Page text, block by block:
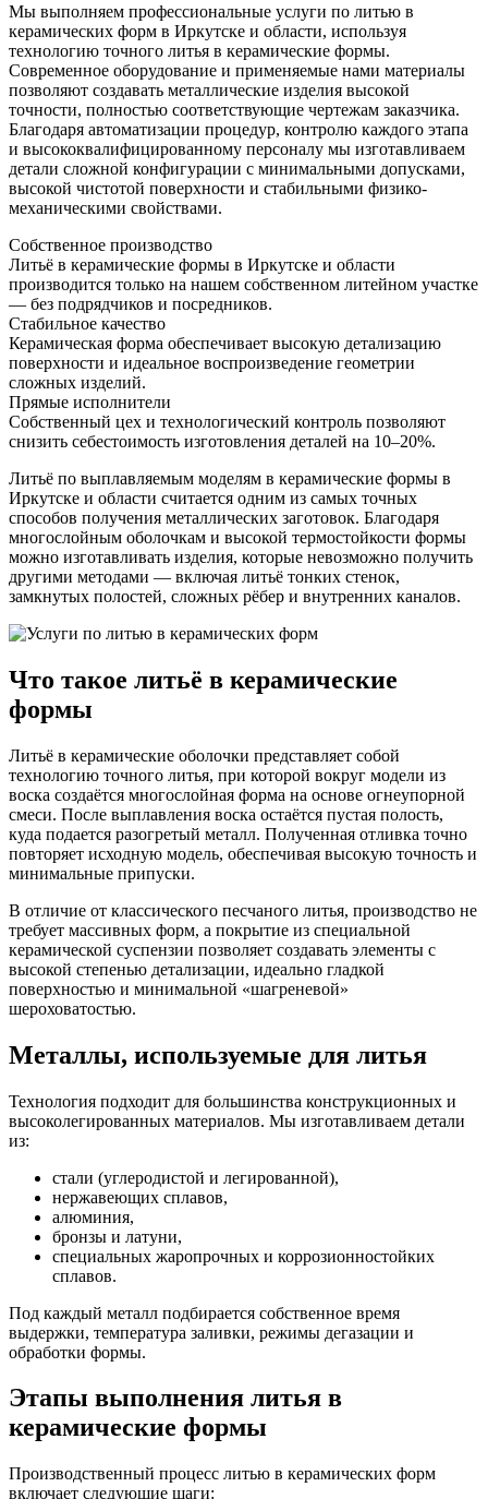
Мы выполняем профессиональные услуги по литью в
керамических форм в Иркутске и области, используя
технологию точного литья в керамические формы.
Современное оборудование и применяемые нами материалы
позволяют создавать металлические изделия высокой
точности, полностью соответствующие чертежам заказчика.
Благодаря автоматизации процедур, контролю каждого этапа
и высококвалифицированному персоналу мы изготавливаем
детали сложной конфигурации с минимальными допусками,
высокой чистотой поверхности и стабильными физико-
механическими свойствами.
Собственное производство
Литьё в керамические формы в Иркутске и области
производится только на нашем собственном литейном участке
— без подрядчиков и посредников.
Стабильное качество
Керамическая форма обеспечивает высокую детализацию
поверхности и идеальное воспроизведение геометрии
сложных изделий.
Прямые исполнители
Собственный цех и технологический контроль позволяют
снизить себестоимость изготовления деталей на 10–20%.
Литьё по выплавляемым моделям в керамические формы в
Иркутске и области считается одним из самых точных
способов получения металлических заготовок. Благодаря
многослойным оболочкам и высокой термостойкости формы
можно изготавливать изделия, которые невозможно получить
другими методами — включая литьё тонких стенок,
замкнутых полостей, сложных рёбер и внутренних каналов.
Что такое литьё в керамические
формы
Литьё в керамические оболочки представляет собой
технологию точного литья, при которой вокруг модели из
воска создаётся многослойная форма на основе огнеупорной
смеси. После выплавления воска остаётся пустая полость,
куда подается разогретый металл. Полученная отливка точно
повторяет исходную модель, обеспечивая высокую точность и
минимальные припуски.
В отличие от классического песчаного литья, производство не
требует массивных форм, а покрытие из специальной
керамической суспензии позволяет создавать элементы с
высокой степенью детализации, идеально гладкой
поверхностью и минимальной «шагреневой»
шероховатостью.
Металлы, используемые для литья
Технология подходит для большинства конструкционных и
высоколегированных материалов. Мы изготавливаем детали
из:
стали (углеродистой и легированной),
нержавеющих сплавов,
алюминия,
бронзы и латуни,
специальных жаропрочных и коррозионностойких
сплавов.
Под каждый металл подбирается собственное время
выдержки, температура заливки, режимы дегазации и
обработки формы.
Этапы выполнения литья в
керамические формы
Производственный процесс литью в керамических форм
включает следующие шаги: